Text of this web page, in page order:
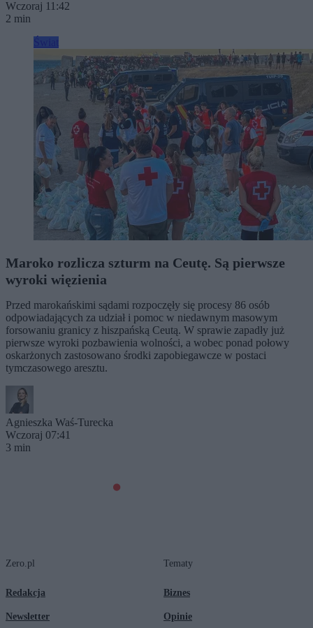
Wczoraj 11:42
2 min
Maroko rozlicza szturm na Ceutę. Są pierwsze
wyroki więzienia
Przed marokańskimi sądami rozpoczęły się procesy 86 osób
odpowiadających za udział i pomoc w niedawnym masowym
forsowaniu granicy z hiszpańską Ceutą. W sprawie zapadły już
pierwsze wyroki pozbawienia wolności, a wobec ponad połowy
oskarżonych zastosowano środki zapobiegawcze w postaci
tymczasowego aresztu.
Agnieszka Waś-Turecka
Wczoraj 07:41
3 min
Zero.pl
Redakcja
Newsletter
Tematy
Biznes
Opinie